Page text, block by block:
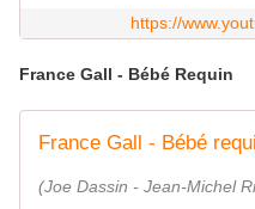
https://
France Gall - Bébé Requin
France Gall - Bébé
(Joe Dassin - Jean-Michel